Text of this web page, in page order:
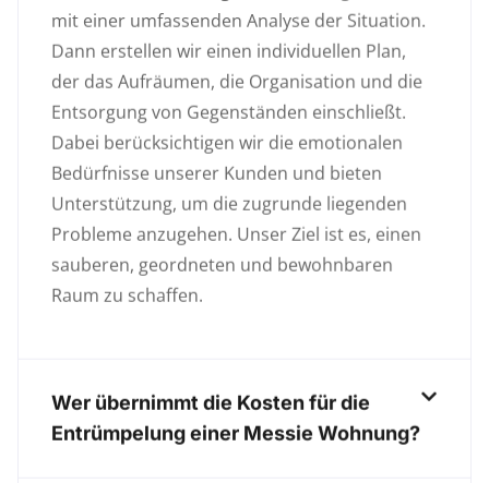
mit einer umfassenden Analyse der Situation.
Dann erstellen wir einen individuellen Plan,
der das Aufräumen, die Organisation und die
Entsorgung von Gegenständen einschließt.
Dabei berücksichtigen wir die emotionalen
Bedürfnisse unserer Kunden und bieten
Unterstützung, um die zugrunde liegenden
Probleme anzugehen. Unser Ziel ist es, einen
sauberen, geordneten und bewohnbaren
Raum zu schaffen.
Wer übernimmt die Kosten für die
Entrümpelung einer Messie Wohnung?